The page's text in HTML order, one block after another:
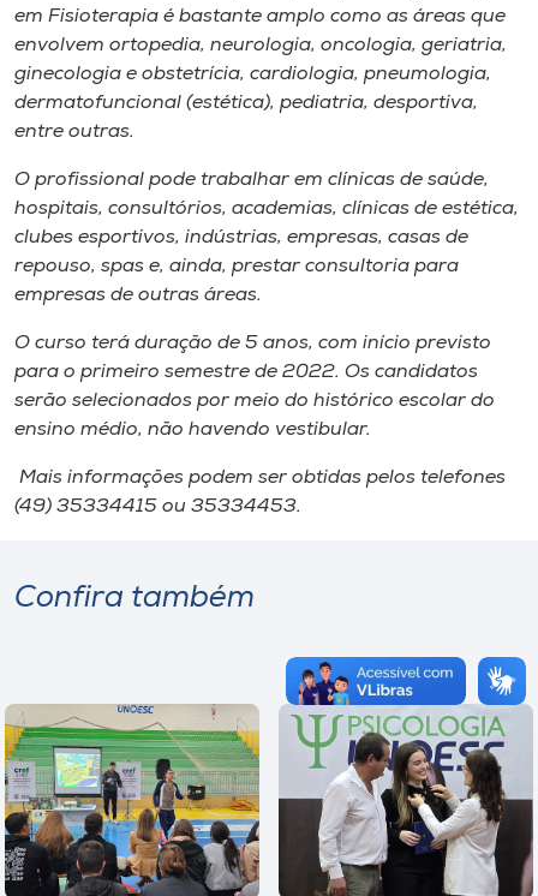
em Fisioterapia é bastante amplo como as áreas que
envolvem ortopedia, neurologia, oncologia, geriatria,
ginecologia e obstetrícia, cardiologia, pneumologia,
dermatofuncional (estética), pediatria, desportiva,
entre outras.
O profissional pode trabalhar em clínicas de saúde,
hospitais, consultórios, academias, clínicas de estética,
clubes esportivos, indústrias, empresas, casas de
repouso, spas e, ainda, prestar consultoria para
empresas de outras áreas.
O curso terá duração de 5 anos, com início previsto
para o primeiro semestre de 2022. Os candidatos
serão selecionados por meio do histórico escolar do
ensino médio, não havendo vestibular.
Mais informações podem ser obtidas pelos telefones
(49) 35334415 ou 35334453.
Confira também